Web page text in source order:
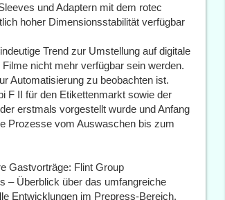
und Adaptern mit dem rotec
hoher Dimensionsstabilität verfügbar
Trend zur Umstellung auf digitale
nicht mehr verfügbar sein werden.
Automatisierung zu beobachten ist.
F II für den Etikettenmarkt sowie der
erstmals vorgestellt wurde und Anfang
Prozesse vom Auswaschen bis zum
Gastvorträge: Flint Group
– Überblick über das umfangreiche
Entwicklungen im Prepress-Bereich,